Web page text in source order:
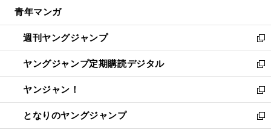
開
く
ウ
で
開
く
ン
ド
ウ
で
開
く
ウ
ィ
ン
ド
ウ
で
開
く
青年マンガ
週刊ヤングジャンプ
新
し
い
ウ
ィ
ン
ド
ウ
ヤングジャンプ定期購読デジタル
新
し
い
ウ
ィ
ン
ヤンジャン！
新
し
い
ウ
となりのヤングジャンプ
新
し